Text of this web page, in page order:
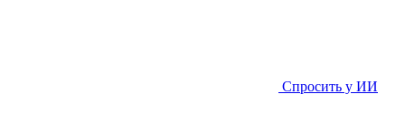
Спросить у ИИ